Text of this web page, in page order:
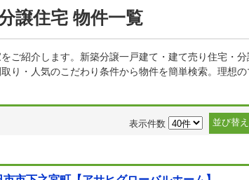
譲住宅 物件一覧
ご紹介します。新築分譲一戸建て・建て売り住宅・
り・人気のこだわり条件から物件を簡単検索。理想
表示件数 並び替え